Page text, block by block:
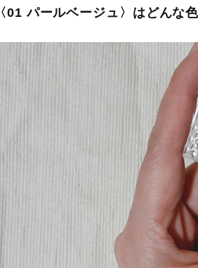
〈01 パールベージュ〉はどんな